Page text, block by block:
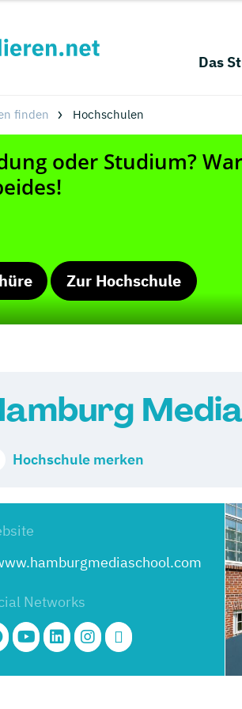
Das
finden Hochschulen
Zur Hochschule
Hochschule merken
Networks